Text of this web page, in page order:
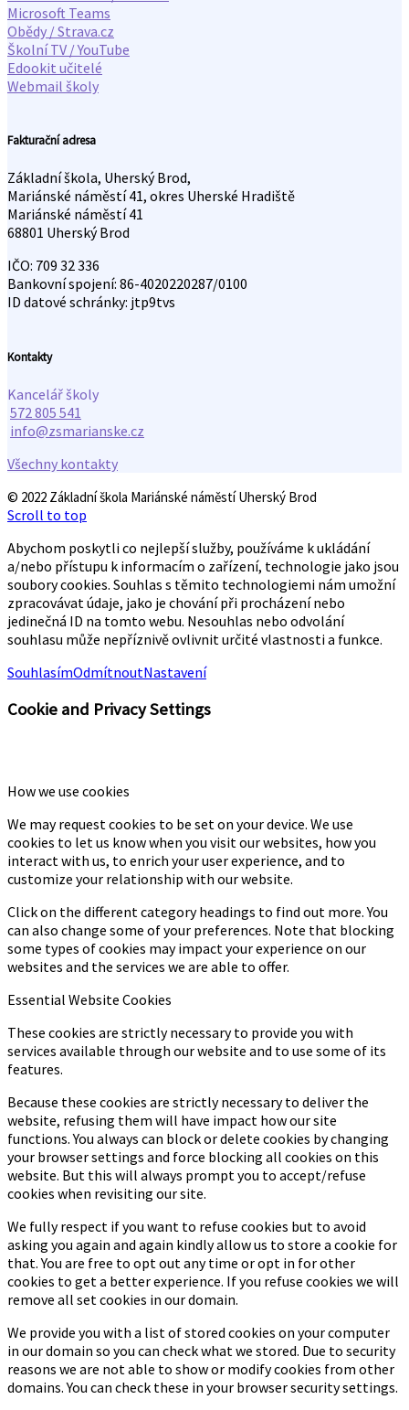
Microsoft Teams
Obědy / Strava.cz
Školní TV / YouTube
Edookit učitelé
Webmail školy
Fakturační adresa
Základní škola, Uherský Brod,
Mariánské náměstí 41, okres Uherské Hradiště
Mariánské náměstí 41
68801 Uherský Brod
IČO: 709 32 336
Bankovní spojení: 86-4020220287/0100
ID datové schránky: jtp9tvs
Kontakty
Kancelář školy
572 805 541
info@zsmarianske.cz
Všechny kontakty
© 2022 Základní škola Mariánské náměstí Uherský Brod
Scroll to top
Abychom poskytli co nejlepší služby, používáme k ukládání
a/nebo přístupu k informacím o zařízení, technologie jako jsou
soubory cookies. Souhlas s těmito technologiemi nám umožní
zpracovávat údaje, jako je chování při procházení nebo
jedinečná ID na tomto webu. Nesouhlas nebo odvolání
souhlasu může nepříznivě ovlivnit určité vlastnosti a funkce.
SouhlasímOdmítnoutNastavení
Cookie and Privacy Settings
How we use cookies
We may request cookies to be set on your device. We use
cookies to let us know when you visit our websites, how you
interact with us, to enrich your user experience, and to
customize your relationship with our website.
Click on the different category headings to find out more. You
can also change some of your preferences. Note that blocking
some types of cookies may impact your experience on our
websites and the services we are able to offer.
Essential Website Cookies
These cookies are strictly necessary to provide you with
services available through our website and to use some of its
features.
Because these cookies are strictly necessary to deliver the
website, refusing them will have impact how our site
functions. You always can block or delete cookies by changing
your browser settings and force blocking all cookies on this
website. But this will always prompt you to accept/refuse
cookies when revisiting our site.
We fully respect if you want to refuse cookies but to avoid
asking you again and again kindly allow us to store a cookie for
that. You are free to opt out any time or opt in for other
cookies to get a better experience. If you refuse cookies we will
remove all set cookies in our domain.
We provide you with a list of stored cookies on your computer
in our domain so you can check what we stored. Due to security
reasons we are not able to show or modify cookies from other
domains. You can check these in your browser security settings.